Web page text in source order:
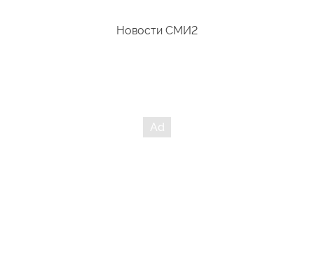
Новости СМИ2